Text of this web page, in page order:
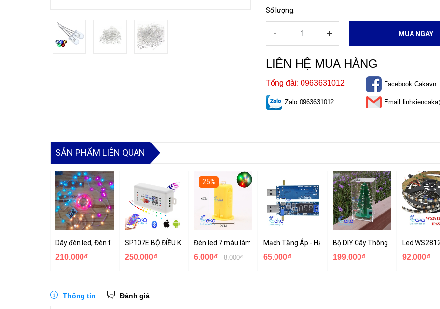
Số lượng:
- + MUA NGAY
LIÊN HỆ MUA HÀNG
Tổng đài: 0963631012
Zalo 0963631012
Facebook Cakavn
Email
SẢN PHẨM LIÊN QUAN
Dây đèn led, Đèn fairy light giọt lệ dây dài 10M chống nước, chỉnh app hiệu ứng chạy đuổi, cảm nhạc
210.000₫
SP107E BỘ ĐIỀU KHIỂN LED FULL MÀU NHÁY THEO NHẠC ĐIỀU KHIỂN QUA APP MOBILE BLUETOOTH
250.000₫
25%
Đèn led 7 màu làm đèn trung thu
6.000₫ 8.000₫
Mạch Tăng Áp - Hạ áp USB Hiển Thị Led
65.000₫
Bộ DIY Cây Thông Noel Led 7 Màu
199.000₫
Led
92.000₫
Thông tin Đánh giá